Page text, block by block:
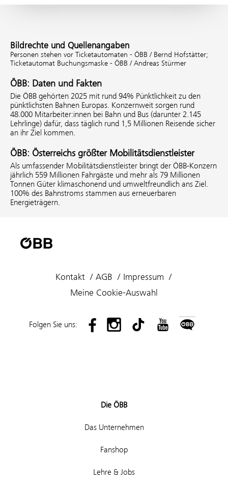
Bildrechte und Quellenangaben
Personen stehen vor Ticketautomaten - ÖBB / Bernd Hofstätter;
Ticketautomat Buchungsmaske - ÖBB / Andreas Stürmer
ÖBB: Daten und Fakten
Die ÖBB gehörten 2025 mit rund 94% Pünktlichkeit zu den
pünktlichsten Bahnen Europas. Konzernweit sorgen rund
48.000 Mitarbeiter:innen bei Bahn und Bus (darunter 2.145
Lehrlinge) dafür, dass täglich rund 1,5 Millionen Reisende sicher
an ihr Ziel kommen.
ÖBB: Österreichs größter Mobilitätsdienstleister
Als umfassender Mobilitätsdienstleister bringt der ÖBB-Konzern
jährlich 559 Millionen Fahrgäste und mehr als 79 Millionen
Tonnen Güter klimaschonend und umweltfreundlich ans Ziel.
100% des Bahnstroms stammen aus erneuerbaren
Energieträgern.
Kontakt AGB
Impressum
Meine Cookie-Auswahl
Folgen Sie uns:
Die ÖBB
Das Unternehmen
Fanshop
Lehre & Jobs